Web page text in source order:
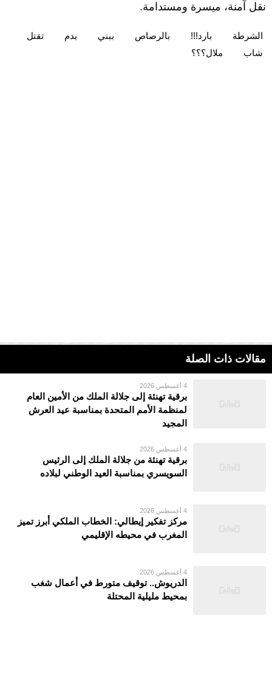
نقل آمنة، ميسرة ومستدامة.
الشرطة بارد!!! بالرصاص ببني بدم
تقتل
شاب
ملال؟؟؟‎
مقالات ذات الصلة
4 أغسطس 2026
برقية تهنئة إلى جلالة الملك من الأمين العام
لمنظمة الأمم المتحدة بمناسبة عيد العرش
المجيد
4 أغسطس 2026
برقية تهنئة من جلالة الملك إلى الرئيس
السويسري بمناسبة العيد الوطني لبلاده
4 أغسطس 2026
مركز تفكير إيطالي: الخطاب الملكي أبرز تميز
المغرب في محيطه الإقليمي
4 أغسطس 2026
الدريوش.. توقيف متورط في أعمال شغب
بمحيط مليلية المحتلة